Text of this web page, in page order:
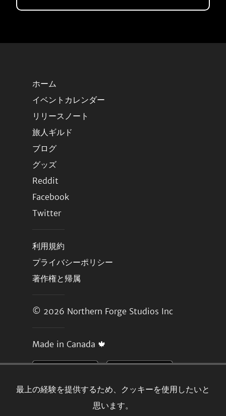
最上の経験を提供するため、クッキーを使用したいと
思います。
ホーム
イベントカレンダー
リリースノート
旅人ギルド
ブログ
グッズ
Reddit
Facebook
Twitter
利用規約
プライバシーポリシー
著作権と帰属
© 2026 Northern Forge Studios Inc
Made in Canada 🍁